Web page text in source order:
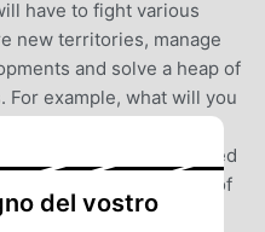
have to fight various
new territories, manage
and solve a heap of
For example, what will you
transforms into
the trolls who robbed
ruins the economy of
The Fantasy
del vostro